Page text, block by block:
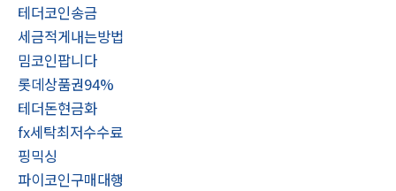
테더코인송금
세금적게내는방법
밈코인팝니다
롯데상품권94%
테더돈현금화
fx세탁최저수수료
핑믹싱
파이코인구매대행